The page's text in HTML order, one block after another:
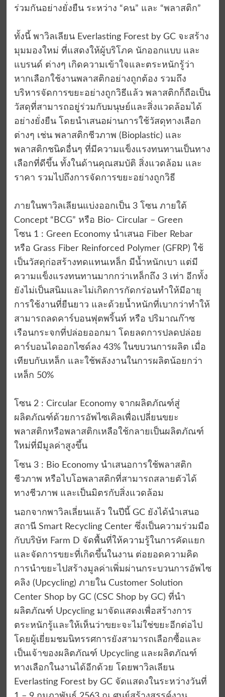
ร่วมกันอย่างยั่งยืน ระหว่าง “คน” และ “พลาสติก”
ทั้งนี้ พาวิลเลียน Everlasting Forest by GC จะสร้าง
มุมมองใหม่ ที่แสดงให้ผู้บริโภค นักออกแบบ และ
แบรนด์ ต่างๆ เกิดความเข้าใจและตระหนักรู้ว่า
หากเลือกใช้งานพลาสติกอย่างถูกต้อง รวมถึง
บริหารจัดการขยะอย่างถูกวิธีแล้ว พลาสติกก็ถือเป็น
วัสดุที่สามารถอยู่ร่วมกับมนุษย์และสิ่งแวดล้อมได้
อย่างยั่งยืน โดยนำเสนอผ่านการใช้วัสดุทางเลือก
ต่างๆ เช่น พลาสติกชีวภาพ (Bioplastic) และ
พลาสติกชนิดอื่นๆ ที่มีความแข็งแรงทนทานเป็นทาง
เลือกที่ดีขึ้น ทั้งในด้านคุณสมบัติ สิ่งแวดล้อม และ
ราคา รวมไปถึงการจัดการขยะอย่างถูกวิธี
ภายในพาวิลเลียนแบ่งออกเป็น 3 โซน ภายใต้
Concept “BCG” หรือ Bio- Circular – Green
โซน 1 : Green Economy นำเสนอ Fiber Rebar
หรือ Grass Fiber Reinforced Polymer (GFRP) ใช้
เป็นวัสดุก่อสร้างทดแทนเหล็ก มีน้ำหนักเบา แต่มี
ความแข็งแรงทนทานมากกว่าเหล็กถึง 3 เท่า อีกทั้ง
ยังไม่เป็นสนิมและไม่เกิดการกัดกร่อนทำให้มีอายุ
การใช้งานที่ยืนยาว และด้วยน้ำหนักที่เบากว่าทำให้
สามารถลดคาร์บอนฟุตพริ้นท์ หรือ ปริมาณก๊าซ
เรือนกระจกที่ปล่อยออกมา โดยลดการปลดปล่อย
คาร์บอนไดออกไซด์ลง 43% ในขบวนการผลิต เมื่อ
เทียบกับเหล็ก และใช้พลังงานในการผลิตน้อยกว่า
เหล็ก 50%
โซน 2 : Circular Economy จากผลิตภัณฑ์สู่
ผลิตภัณฑ์ด้วยการอัพไซเคิลเพื่อเปลี่ยนขยะ
พลาสติกหรือพลาสติกเหลือใช้กลายเป็นผลิตภัณฑ์
ใหม่ที่มีมูลค่าสูงขึ้น
โซน 3 : Bio Economy นำเสนอการใช้พลาสติก
ชีวภาพ หรือไบโอพลาสติกที่สามารถสลายตัวได้
ทางชีวภาพ และเป็นมิตรกับสิ่งแวดล้อม
นอกจากพาวิลเลี่ยนแล้ว ในปีนี้ GC ยังได้นำเสนอ
สถานี Smart Recycling Center ซึ่งเป็นความร่วมมือ
กับบริษัท Farm D จัดพื้นที่ให้ความรู้ในการคัดแยก
และจัดการขยะที่เกิดขึ้นในงาน ต่อยอดความคิด
การนำขยะไปสร้างมูลค่าเพิ่มผ่านกระบวนการอัพไซ
คลิง (Upcycling) ภายใน Customer Solution
Center Shop by GC (CSC Shop by GC) ที่นำ
ผลิตภัณฑ์ Upcycling มาจัดแสดงเพื่อสร้างการ
ตระหนักรู้และให้เห็นว่าขยะจะไม่ใช่ขยะอีกต่อไป
โดยผู้เยี่ยมชมนิทรรศการยังสามารถเลือกซื้อและ
เป็นเจ้าของผลิตภัณฑ์ Upcycling และผลิตภัณฑ์
ทางเลือกในงานได้อีกด้วย โดยพาวิลเลียน
Everlasting Forest by GC จัดแสดงในระหว่างวันที่